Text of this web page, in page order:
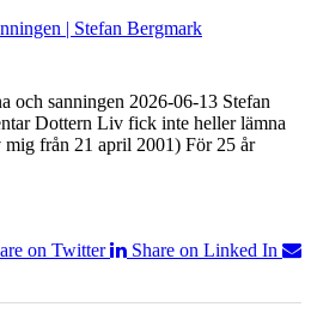
| Stefan Bergmark
och sanningen 2026-06-13 Stefan
Dottern Liv fick inte heller lämna
från 21 april 2001) För 25 år
on Twitter
Share on Linked In